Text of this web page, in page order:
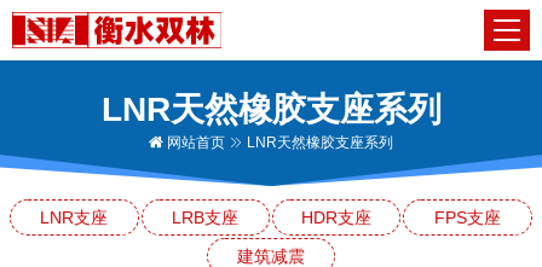
LNR天然橡胶支座系列
网站首页 LNR天然橡胶支座系列
LNR支座 LRB支座 HDR支座
FPS支座
建筑减震